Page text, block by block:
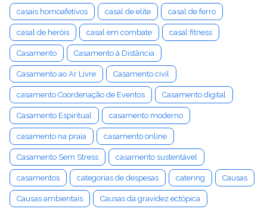
casais homoafetivos casal de elite casal de ferro
casal de heróis casal em combate casal fitness
Casamento Casamento à Distância
Casamento ao Ar Livre Casamento civil
casamento Coordenação de Eventos Casamento digital
Casamento Espiritual casamento moderno
casamento na praia casamento online
Casamento Sem Stress casamento sustentável
casamentos categorias de despesas catering Causas
Causas ambientais Causas da gravidez ectópica